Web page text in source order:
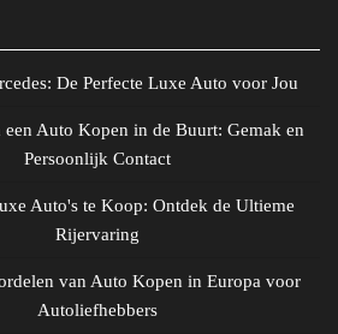
De Perfecte Luxe Auto voor Jou
een Auto Kopen in de Buurt: Gemak en
Persoonlijk Contact
Auto's te Koop: Ontdek de Ultieme
Rijervaring
van Auto Kopen in Europa voor
Autoliefhebbers